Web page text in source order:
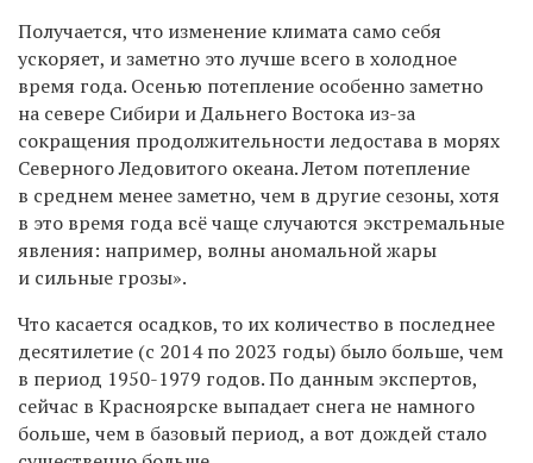
Получается, что изменение климата само себя
ускоряет, и заметно это лучше всего в холодное
время года. Осенью потепление особенно заметно
на севере Сибири и Дальнего Востока из-за
сокращения продолжительности ледостава в морях
Северного Ледовитого океана. Летом потепление
в среднем менее заметно, чем в другие сезоны, хотя
в это время года всё чаще случаются экстремальные
явления: например, волны аномальной жары
и сильные грозы».
Что касается осадков, то их количество в последнее
десятилетие (с 2014 по 2023 годы) было больше, чем
в период 1950-1979 годов. По данным экспертов,
сейчас в Красноярске выпадает снега не намного
больше, чем в базовый период, а вот дождей стало